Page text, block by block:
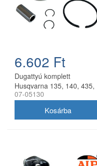
6.602 Ft
Dugattyú komplett
Husqvarna 135, 140, 435,
440 AIP 41 mm
07-05130